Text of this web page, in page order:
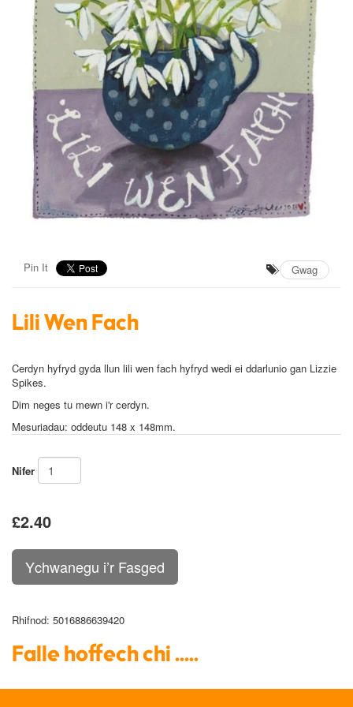
Pin It Gwag
Lili Wen Fach
Cerdyn hyfryd gyda llun lili wen fach hyfryd wedi ei ddarlunio gan Lizzie
Spikes.
Dim neges tu mewn i'r cerdyn.
Mesuriadau: oddeutu 148 x 148mm.
Nifer
£2.40
Rhifnod: 5016886639420
Falle hoffech chi .....